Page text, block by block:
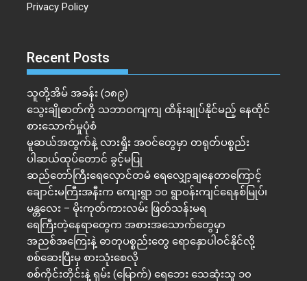
Privacy Policy
Recent Posts
သူတို့အိမ် အခန်း (၁၈၉)
သွေးချိုဓာတ်ကို သဘာဝကျကျ ထိန်းချုပ်နိုင်မည့် နေထိုင်
စားသောက်မှုပုံစံ
မူဆယ်အထွက်နဲ့ လားရှိုး အဝင်တွေမှာ တရုတ်ပစ္စည်း
ပါဆယ်ထုပ်တောင် ခွင့်မပြု
ဆည်တော်ကြီးရေလှောင်တမံ ရေလျှော့ချနေတာကြောင့်
ချောင်းမကြီးအနီးက ကျေးရွာ ၁၀ ရွာဝန်းကျင်ရေနစ်မြုပ်၊
မန္တလေး – မိုးကုတ်ကားလမ်း ဖြတ်သန်းမရ
ရေကြီးတဲ့​နေရာ​တွေက အစားအသောက်တွေမှာ
အညစ်အကြေးနဲ့ ဓာတုပစ္စည်းတွေ ရောနှောပါဝင်နိုင်လို့
စစ်ဆေးပြီးမှ စားသုံးစေလို
စစ်ကိုင်းတိုင်းနဲ့ ရှမ်း (မြောက်) ရေဘေး သေဆုံးသူ ၁၀